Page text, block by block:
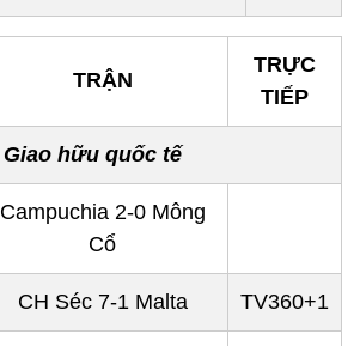
TRẬN
TRỰC
TIẾP
Giao hữu quốc tế
Campuchia 2-0 Mông
Cổ
CH Séc 7-1 Malta TV360+1